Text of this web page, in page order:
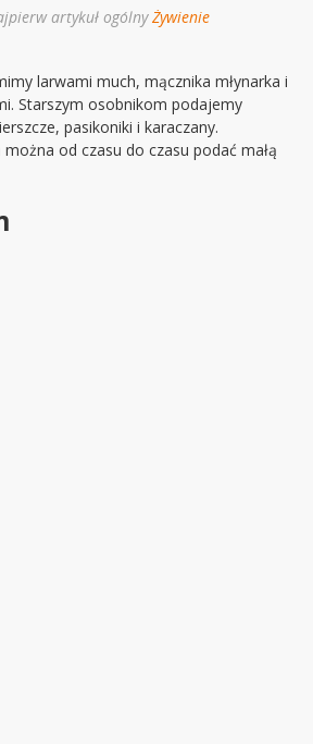
artykuł ogólnyŻywienie
larwami much, mącznika młynarka i
Starszym osobnikom podajemy
pasikoniki i karaczany.
od czasu do czasu podać małą